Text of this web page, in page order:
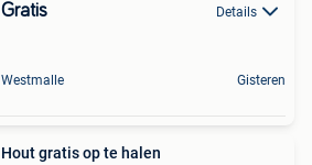
Gratis Details
Westmalle Gisteren
Hout gratis op te halen